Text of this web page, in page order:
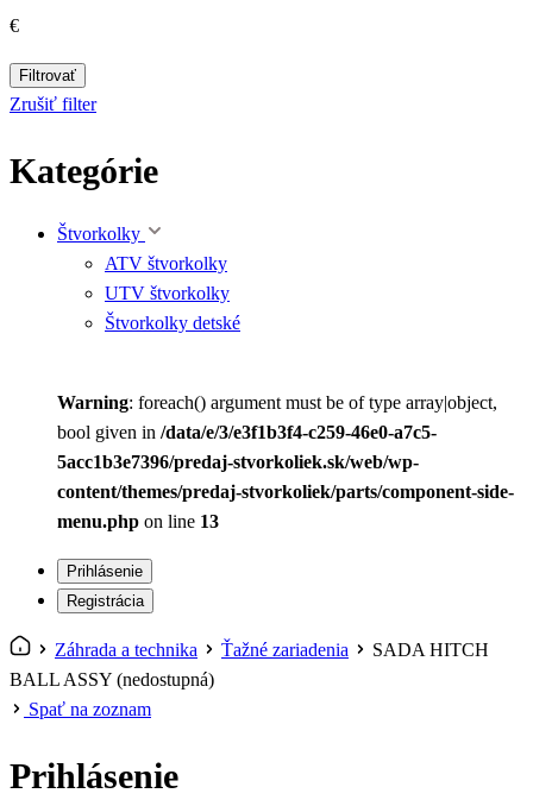
€
Filtrovať
Zrušiť filter
Kategórie
Štvorkolky
ATV štvorkolky
UTV štvorkolky
Štvorkolky detské
Warning: foreach() argument must be of type array|object,
bool given in /data/e/3/e3f1b3f4-c259-46e0-a7c5-
5acc1b3e7396/predaj-stvorkoliek.sk/web/wp-
content/themes/predaj-stvorkoliek/parts/component-side-
menu.php on line 13
Prihlásenie
Registrácia
Záhrada a technika Ťažné zariadenia
SADA HITCH
BALL ASSY (nedostupná)
Spať na zoznam
Prihlásenie